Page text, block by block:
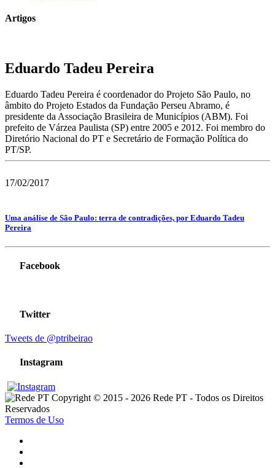
Artigos
Eduardo Tadeu Pereira
Eduardo Tadeu Pereira é coordenador do Projeto São Paulo, no
âmbito do Projeto Estados da Fundação Perseu Abramo, é
presidente da Associação Brasileira de Municípios (ABM). Foi
prefeito de Várzea Paulista (SP) entre 2005 e 2012. Foi membro do
Diretório Nacional do PT e Secretário de Formação Política do
PT/SP.
17/02/2017
Uma análise de São Paulo: terra de contradições, por Eduardo Tadeu
Pereira
Facebook
Twitter
Tweets de @ptribeirao
Instagram
Copyright © 2015 - 2026 Rede PT - Todos os Direitos
Reservados
Termos de Uso